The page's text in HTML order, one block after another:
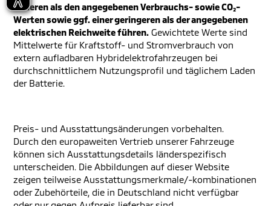
höheren als den angegebenen Verbrauchs- sowie CO₂-
Werten sowie ggf. einer geringeren als der angegebenen
elektrischen Reichweite führen. Gewichtete Werte sind
Mittelwerte für Kraftstoff- und Stromverbrauch von
extern aufladbaren Hybridelektrofahrzeugen bei
durchschnittlichem Nutzungsprofil und täglichem Laden
der Batterie.
Preis- und Ausstattungsänderungen vorbehalten.
Durch den europaweiten Vertrieb unserer Fahrzeuge
können sich Ausstattungsdetails länderspezifisch
unterscheiden. Die Abbildungen auf dieser Website
zeigen teilweise Ausstattungsmerkmale/-kombinationen
oder Zubehörteile, die in Deutschland nicht verfügbar